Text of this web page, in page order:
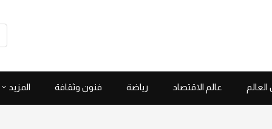
عالم الاقتصاد رياضة فنون وثقافة المزيد